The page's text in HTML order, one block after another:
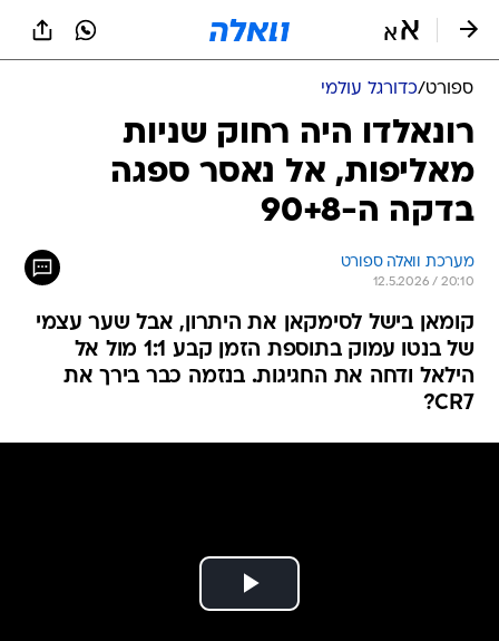
ספורט/כדורגל עולמי
רונאלדו היה רחוק שניות
מאליפות, אל נאסר ספגה
בדקה ה-90+8
מערכת וואלה ספורט
12.5.2026 / 20:10
קומאן בישל לסימקאן את היתרון, אבל שער עצמי
של בנטו עמוק בתוספת הזמן קבע 1:1 מול אל
הילאל ודחה את החגיגות. בנזמה כבר בירך את
CR7?